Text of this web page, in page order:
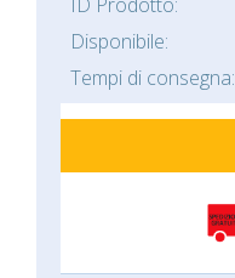
Disponibile:
Tempi di consegna: